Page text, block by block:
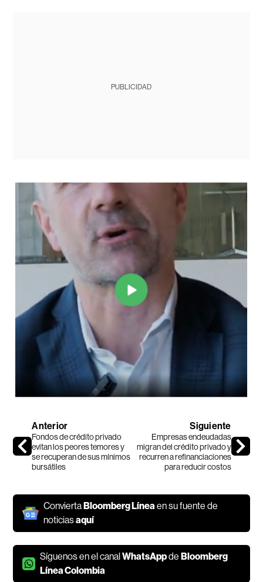
PUBLICIDAD
Anterior
Fondos de crédito privado
evitan los peores temores y
se recuperan de sus mínimos
bursátiles
Siguiente
Empresas endeudadas
migran del crédito privado y
recurren a refinanciaciones
para reducir costos
ConviertaBloomberg Líneaen su fuente de
noticiasaquí
Síguenos en el canalWhatsAppdeBloomberg
Línea Colombia